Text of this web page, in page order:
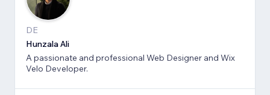
DE
Hunzala Ali
A passionate and professional Web Designer and Wix
Velo Developer.